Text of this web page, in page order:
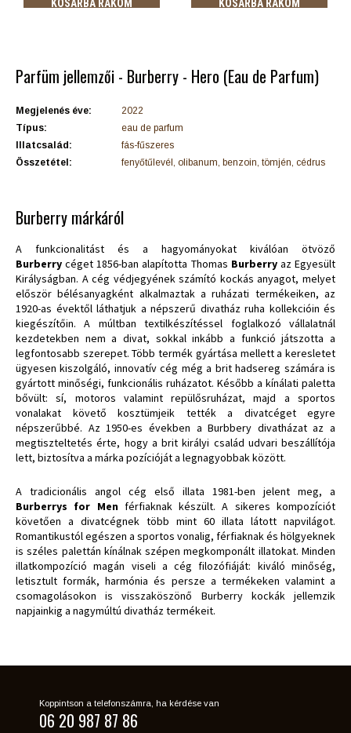
KOSÁRBA RAKOM KOSÁRBA RAKOM
Parfüm jellemzői - Burberry - Hero (Eau de Parfum)
Megjelenés éve:
2022
Típus:
eau de parfum
Illatcsalád:
fás-fűszeres
Összetétel:
fenyőtűlevél, olibanum, benzoin, tömjén, cédrus
Burberry márkáról
A funkcionalitást és a hagyományokat kiválóan ötvöző
Burberrycéget 1856-ban alapította Thomas Burberry az Egyesült
Királyságban. A cég védjegyének számító kockás anyagot, melyet
először bélésanyagként alkalmaztak a ruházati termékeiken, az
1920-as évektől láthatjuk a népszerű divatház ruha kollekcióin és
kiegészítőin. A múltban textilkészítéssel foglalkozó vállalatnál
kezdetekben nem a divat, sokkal inkább a funkció játszotta a
legfontosabb szerepet. Több termék gyártása mellett a keresletet
ügyesen kiszolgáló, innovatív cég még a brit hadsereg számára is
gyártott minőségi, funkcionális ruházatot. Később a kínálati paletta
bővült: sí, motoros valamint repülősruházat, majd a sportos
vonalakat követő kosztümjeik tették a divatcéget egyre
népszerűbbé. Az 1950-es években a Burbbery divatházat az a
megtiszteltetés érte, hogy a brit királyi család udvari beszállítója
lett, biztosítva a márka pozícióját a legnagyobbak között.
A tradicionális angol cég első illata 1981-ben jelent meg, a
Burberrys for Menférfiaknak készült. A sikeres kompozíciót
követően a divatcégnek több mint 60 illata látott napvilágot.
Romantikustól egészen a sportos vonalig, férfiaknak és hölgyeknek
is széles palettán kínálnak szépen megkomponált illatokat. Minden
illatkompozíció magán viseli a cég filozófiáját: kiváló minőség,
letisztult formák, harmónia és persze a termékeken valamint a
csomagolásokon is visszaköszönő Burberry kockák jellemzik
napjainkig a nagymúltú divatház termékeit.
Koppintson a telefonszámra, ha kérdése van
06 20 987 87 86